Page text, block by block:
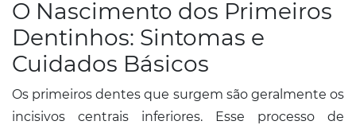
O Nascimento dos Primeiros
Dentinhos: Sintomas e
Cuidados Básicos
Os primeiros dentes que surgem são geralmente os
incisivos centrais inferiores. Esse processo de